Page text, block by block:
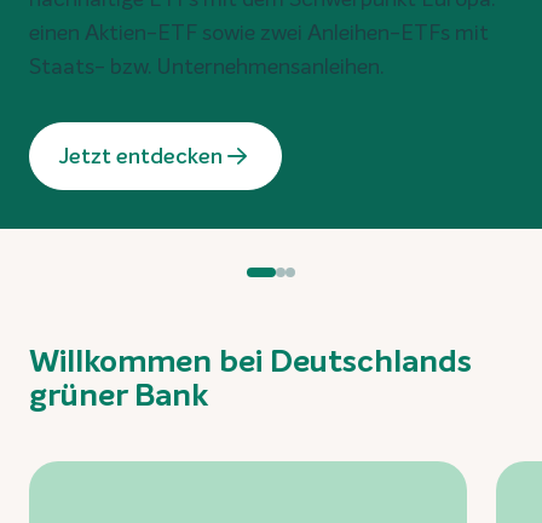
* Es gelten die Teilnahmebedingungen.
Willkommen bei Deutschlands
grüner Bank